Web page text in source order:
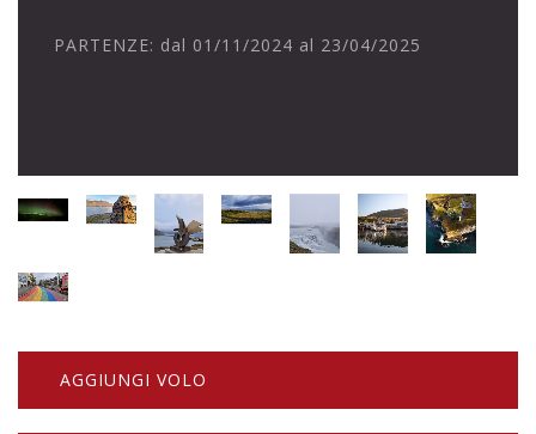
PARTENZE: dal 01/11/2024 al 23/04/2025
AGGIUNGI VOLO